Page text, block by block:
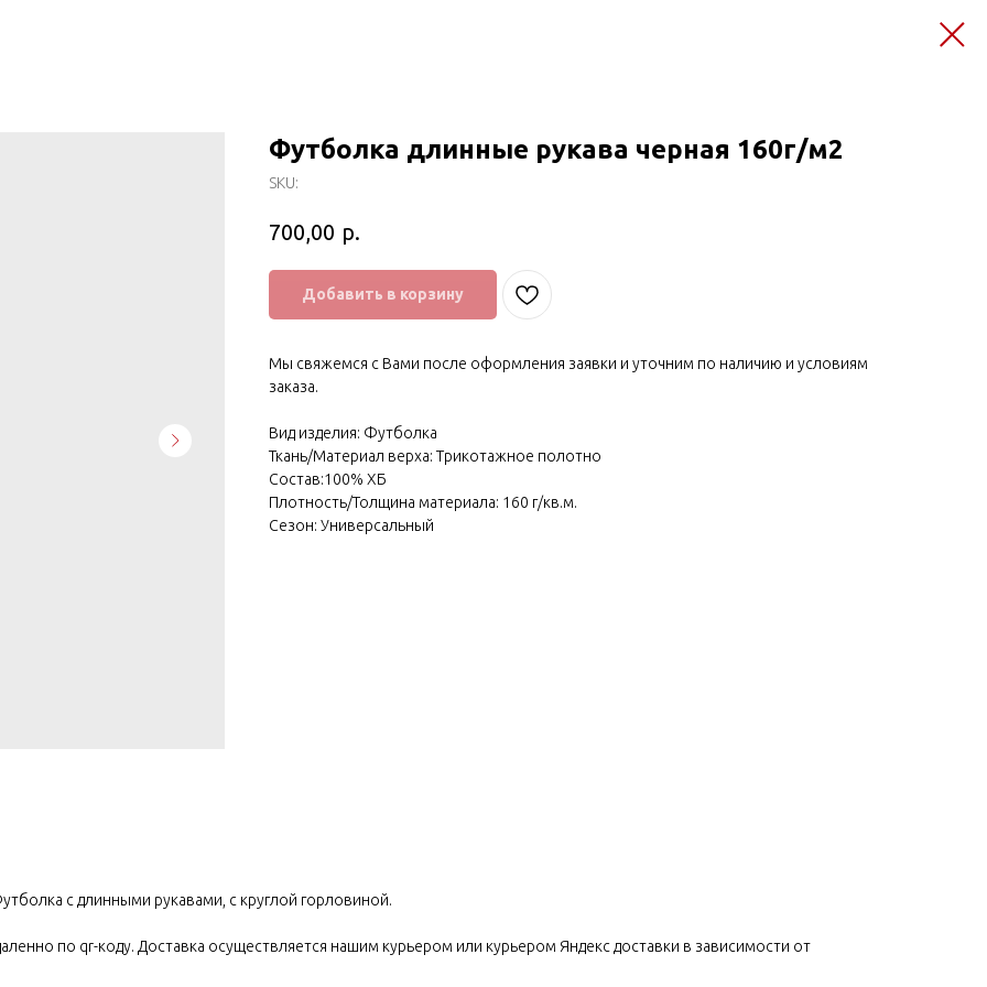
Футболка длинные рукава черная 160г/м2
SKU:
700,00 р.
Добавить в корзину
Мы свяжемся с Вами после оформления заявки и уточним по наличию и условиям
заказа.
Вид изделия: Футболка
Ткань/Материал верха: Трикотажное полотно
Состав:100% ХБ
Плотность/Толщина материала: 160 г/кв.м.
Сезон: Универсальный
с длинными рукавами, с круглой горловиной.
по qr-коду. Доставка осуществляется нашим курьером или курьером Яндекс доставки в зависимости от